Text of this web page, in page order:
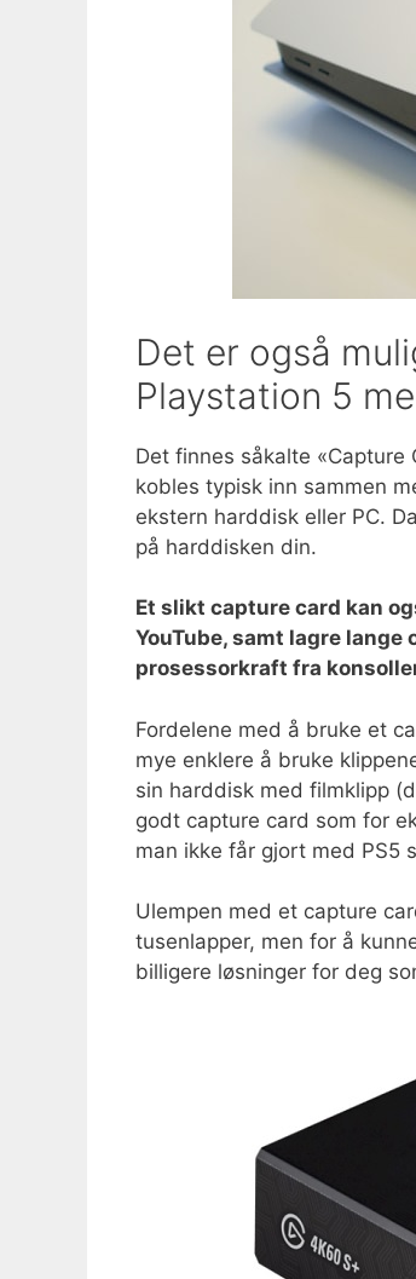
Det er også
Playstation 5
Det finnes såkalte
kobles typisk inn sammen
ekstern harddisk eller PC.
på harddisken din.
Et slikt capture card kan
YouTube, samt lagre
prosessorkraft fra
Fordelene med å bruke et
mye enklere å bruke
sin harddisk med filmklipp
godt capture card som for
man ikke får gjort med PS5
Ulempen med et capture
tusenlapper, men for å
billigere løsninger for deg